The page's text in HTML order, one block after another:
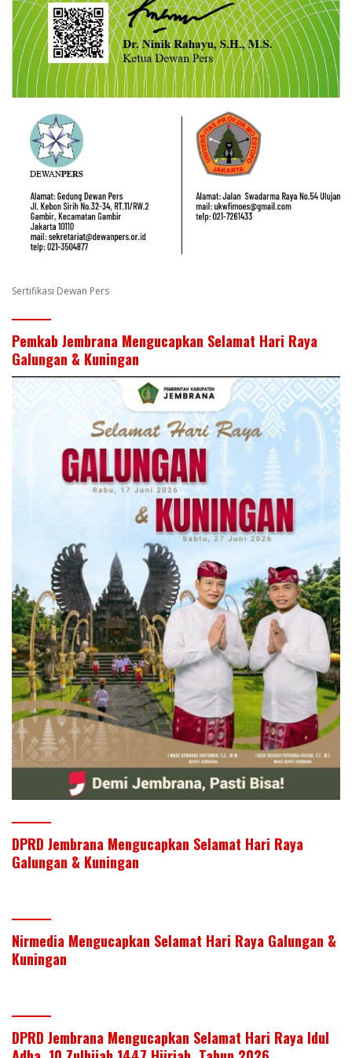
Sertifikasi Dewan Pers
Pemkab Jembrana Mengucapkan Selamat Hari Raya
Galungan & Kuningan
DPRD Jembrana Mengucapkan Selamat Hari Raya
Galungan & Kuningan
Nirmedia Mengucapkan Selamat Hari Raya Galungan &
Kuningan
DPRD Jembrana Mengucapkan Selamat Hari Raya Idul